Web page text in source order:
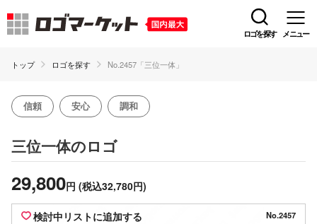
ロゴを探す メニュー
トップ ロゴを探す No.2457「三位一体」
信頼 安心 調和
三位一体のロゴ
29,800円 (税込32,780円)
検討中リストに追加する No.2457